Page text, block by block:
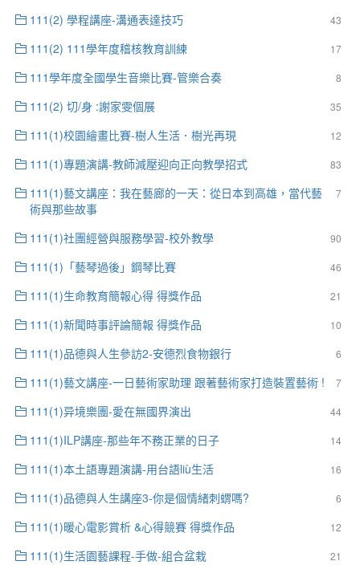
43
111(2) 學程講座-溝通表達技巧
17
111(2) 111學年度稽核教育訓練
8
111學年度全國學生音樂比賽-管樂合奏
35
111(2) 切/身 :謝家雯個展
12
111(1)校園繪畫比賽-樹人生活．樹光再現
83
111(1)專題演講-教師減壓迎向正向教學招式
7
111(1)藝文講座：我在藝廊的一天：從日本到高雄，當代藝
術與那些故事
90
111(1)社團經營與服務學習-校外教學
46
111(1)「藝琴過後」鋼琴比賽
21
111(1)生命教育簡報心得 得獎作品
10
111(1)新聞時事評論簡報 得獎作品
6
111(1)品德與人生參訪2-安德烈食物銀行
7
111(1)藝文講座-一日藝術家助理 跟著藝術家打造裝置藝術 !
44
111(1)异境樂團-愛在無國界演出
14
111(1)ILP講座-那些年不務正業的日子
16
111(1)本土語專題演講-用台語liù生活
6
111(1)品德與人生講座3-你是個情緒刺蝟嗎?
12
111(1)暖心電影賞析 &心得競賽 得獎作品
21
111(1)生活園藝課程-手做-組合盆栽